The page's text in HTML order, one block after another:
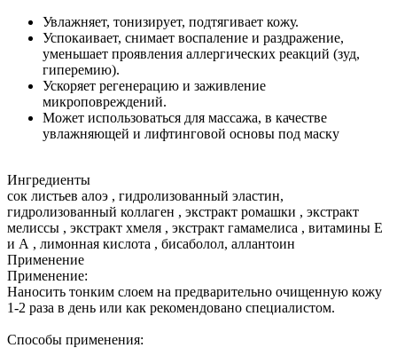
Увлажняет, тонизирует, подтягивает кожу.
Успокаивает, снимает воспаление и раздражение,
уменьшает проявления аллергических реакций (зуд,
гиперемию).
Ускоряет регенерацию и заживление
микроповреждений.
Может использоваться для массажа, в качестве
увлажняющей и лифтинговой основы под маску
Ингредиенты
сок листьев алоэ , гидролизованный эластин,
гидролизованный коллаген , экстракт ромашки , экстракт
мелиссы , экстракт хмеля , экстракт гамамелиса , витамины Е
и А , лимонная кислота , бисаболол, аллантоин
Применение
Применение:
Наносить тонким слоем на предварительно очищенную кожу
1-2 раза в день или как рекомендовано специалистом.
Способы применения: